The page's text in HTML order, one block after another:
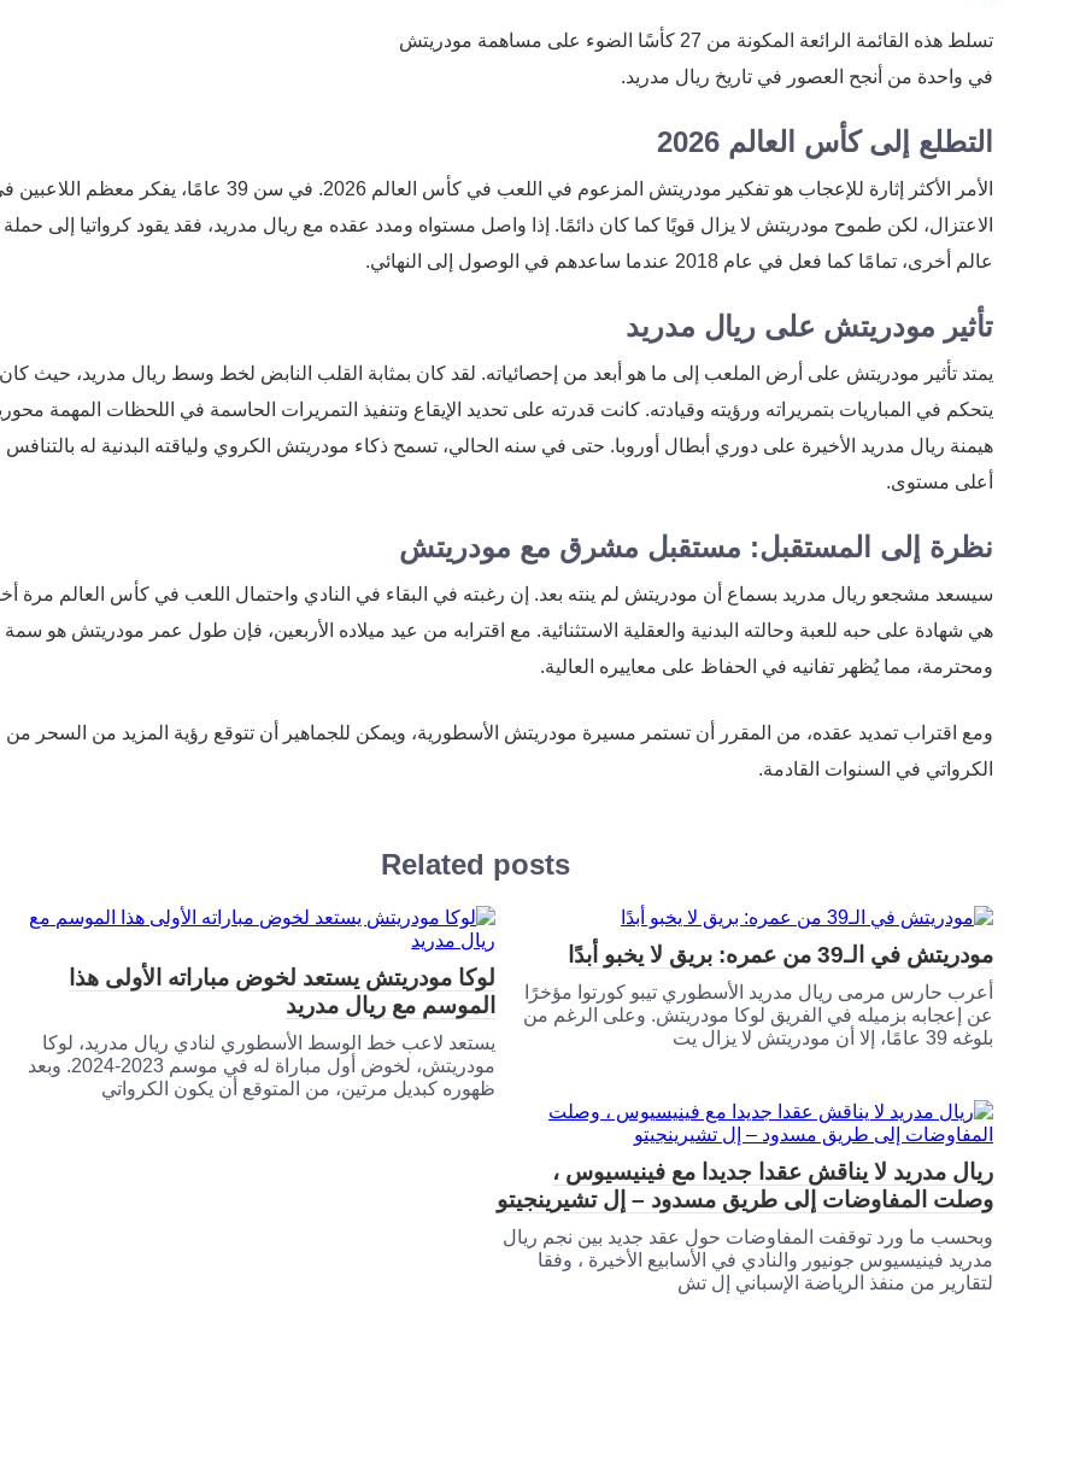
تسلط هذه القائمة الرائعة المكونة من 27 كأسًا الضوء على مساهمة مودريتش
في واحدة من أنجح العصور في تاريخ ريال مدريد.
التطلع إلى كأس العالم 2026
الأمر الأكثر إثارة للإعجاب هو تفكير مودريتش المزعوم في اللعب في كأس العالم 2026. في سن 39 عامًا، يفكر معظم
الاعتزال، لكن طموح مودريتش لا يزال قويًا كما كان دائمًا. إذا واصل مستواه ومدد عقده مع ريال مدريد، فقد يقود كرواتيا إلى
عالم أخرى، تمامًا كما فعل في عام 2018 عندما ساعدهم في الوصول إلى النهائي.
تأثير مودريتش على ريال مدريد
يمتد تأثير مودريتش على أرض الملعب إلى ما هو أبعد من إحصائياته. لقد كان بمثابة القلب النابض لخط وسط ريال مدريد، حيث كان
يتحكم في المباريات بتمريراته ورؤيته وقيادته. كانت قدرته على تحديد الإيقاع وتنفيذ التمريرات الحاسمة في اللحظات المهمة
هيمنة ريال مدريد الأخيرة على دوري أبطال أوروبا. حتى في سنه الحالي، تسمح ذكاء مودريتش الكروي ولياقته البدنية له
أعلى مستوى.
نظرة إلى المستقبل: مستقبل مشرق مع مودريتش
سيسعد مشجعو ريال مدريد بسماع أن مودريتش لم ينته بعد. إن رغبته في البقاء في النادي واحتمال اللعب في كأس العالم مرة
هي شهادة على حبه للعبة وحالته البدنية والعقلية الاستثنائية. مع اقترابه من عيد ميلاده الأربعين، فإن طول عمر مودريتش هو سمة
ومحترمة، مما يُظهر تفانيه في الحفاظ على معاييره العالية.
ومع اقتراب تمديد عقده، من المقرر أن تستمر مسيرة مودريتش الأسطورية، ويمكن للجماهير أن تتوقع رؤية المزيد من السحر من
الكرواتي في السنوات القادمة.
Related posts
مودريتش في الـ39 من عمره: بريق لا يخبو أبدًا
أعرب حارس مرمى ريال مدريد الأسطوري تيبو كورتوا مؤخرًا
عن إعجابه بزميله في الفريق لوكا مودريتش. وعلى الرغم من
بلوغه 39 عامًا، إلا أن مودريتش لا يزال يت
لوكا مودريتش يستعد لخوض مباراته الأولى هذا
الموسم مع ريال مدريد
يستعد لاعب خط الوسط الأسطوري لنادي ريال مدريد، لوكا
مودريتش، لخوض أول مباراة له في موسم 2023-2024. وبعد
ظهوره كبديل مرتين، من المتوقع أن يكون الكرواتي
ريال مدريد لا يناقش عقدا جديدا مع فينيسيوس ،
وصلت المفاوضات إلى طريق مسدود – إل تشيرينجيتو
وبحسب ما ورد توقفت المفاوضات حول عقد جديد بين نجم ريال
مدريد فينيسيوس جونيور والنادي في الأسابيع الأخيرة ، وفقا
لتقارير من منفذ الرياضة الإسباني إل تش